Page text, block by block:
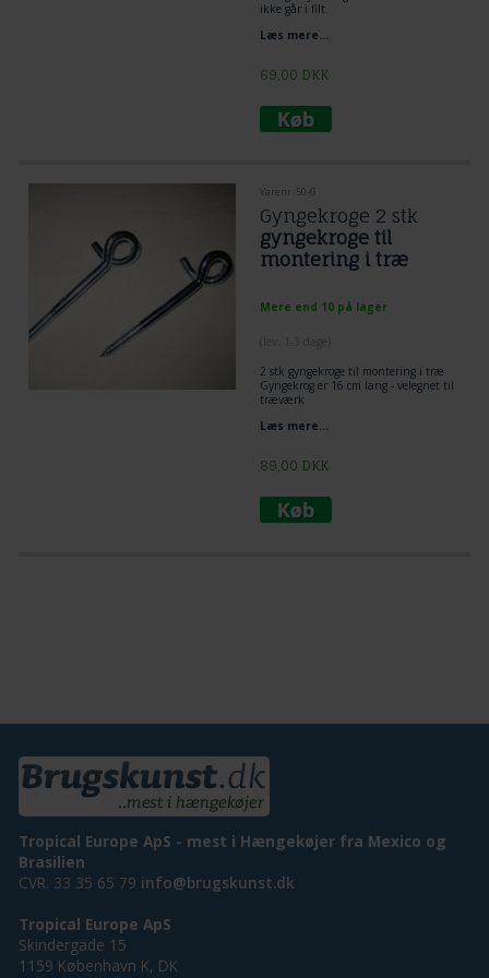
ikke går i filt.
Læs mere...
69,00 DKK
Varenr. 50-G
Gyngekroge 2 stk
gyngekroge til
montering i træ
Mere end 10 på lager
2 stk gyngekroge til montering i træ
Gyngekrog er 16 cm lang - velegnet til
træværk
1 cm diameter
Læs mere...
89,00 DKK
Tropical Europe ApS - mest i Hængekøjer fra Mexico og
Brasilien
CVR. 33 35 65 79 info@brugskunst.dk
Tropical Europe ApS
Skindergade 15
1159 København K, DK